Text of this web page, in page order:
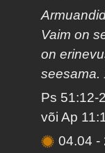
Vaim on
on
seesama.
Ps 51:12-
või Ap
04.04-